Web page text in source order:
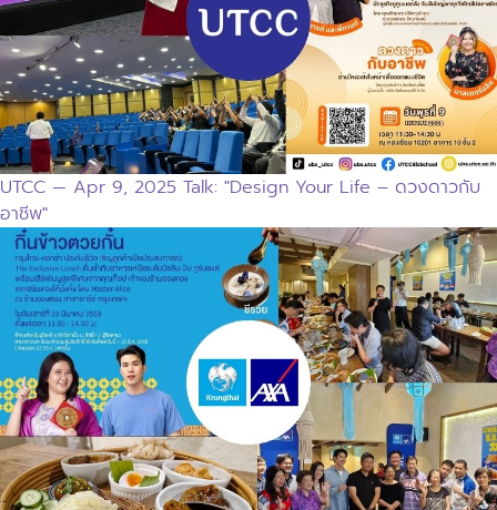
UTCC — Apr 9, 2025 Talk: "Design Your Life – ดวงดาวกับ
อาชีพ"